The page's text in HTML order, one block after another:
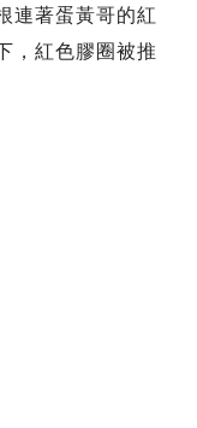
連著蛋黃哥的紅
，紅色膠圈被推